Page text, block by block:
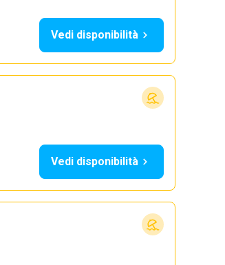
Vedi disponibilità
Vedi disponibilità